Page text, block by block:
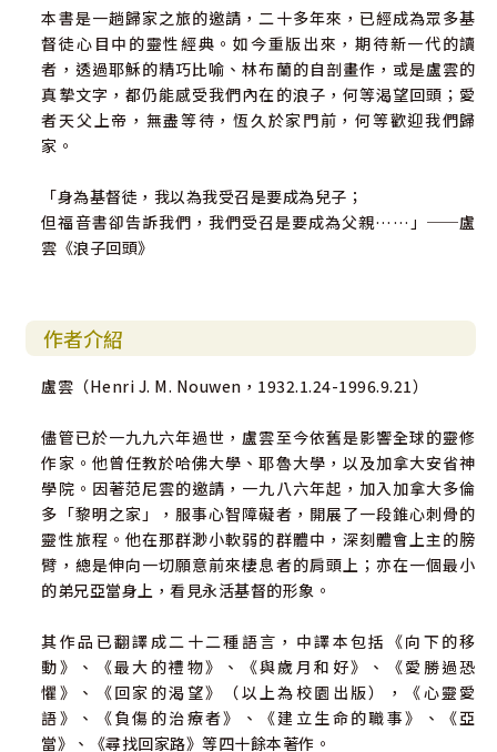
本書是一趟歸家之旅的邀請，二十多年來，已經成為眾多基
督徒心目中的靈性經典。如今重版出來，期待新一代的讀
者，透過耶穌的精巧比喻、林布蘭的自剖畫作，或是盧雲的
真摯文字，都仍能感受我們內在的浪子，何等渴望回頭；愛
者天父上帝，無盡等待，恆久於家門前，何等歡迎我們歸
家。
「身為基督徒，我以為我受召是要成為兒子；
但福音書卻告訴我們，我們受召是要成為父親……」──盧
雲《浪子回頭》
作者介紹
盧雲（Henri J. M. Nouwen，1932.1.24-1996.9.21）
儘管已於一九九六年過世，盧雲至今依舊是影響全球的靈修
作家。他曾任教於哈佛大學、耶魯大學，以及加拿大安省神
學院。因著范尼雲的邀請，一九八六年起，加入加拿大多倫
多「黎明之家」，服事心智障礙者，開展了一段錐心刺骨的
靈性旅程。他在那群渺小軟弱的群體中，深刻體會上主的膀
臂，總是伸向一切願意前來棲息者的肩頭上；亦在一個最小
的弟兄亞當身上，看見永活基督的形象。
其作品已翻譯成二十二種語言，中譯本包括《向下的移
動》、《最大的禮物》、《與歲月和好》、《愛勝過恐
懼》、《回家的渴望》（以上為校園出版），《心靈愛
語》、《負傷的治療者》、《建立生命的職事》、《亞
當》、《尋找回家路》等四十餘本著作。